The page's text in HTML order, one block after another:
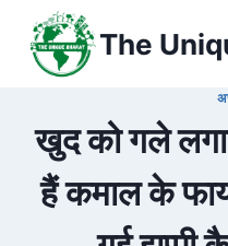
content
The
खुद को गले
हैं कमाल के